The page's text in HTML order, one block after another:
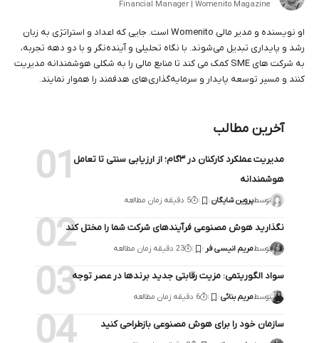
Financial Manager | Womenito Magazine
او نویسنده و مدیر مالی Womenito است. جایی که اعداد و استراتژی به زبان
رشد و پایداری تبدیل می‌شوند. با نگاه تحلیلی و آینده‌نگر و با دو دهه تجربه،
به شرکت های SME کمک می کند تا منابع مالی را به شکلی هوشمندانه مدیریت
کنند و مسیر توسعه پایدار و سرمایه‌گذاری‌های هدفمند را هموار نمایند.
آخرین مطالب
مدیریت عملکرد کارکنان در ۳گام؛ از ارزیابی سنتی تا تعامل
هوشمندانه
توسطپروین شایگان 5 دقیقه زمان مطالعه
نگذارید هوش مصنوعی فرآیندهای شرکت شما را مختل کند
توسطمریم انیسی فر 23 دقیقه زمان مطالعه
سواد الگوریتمی: مزیت رقابتی جدید برندها در عصر توجه
توسطمریم بنائی 6 دقیقه زمان مطالعه
سازمان خود را برای هوش مصنوعی بازطراحی کنید